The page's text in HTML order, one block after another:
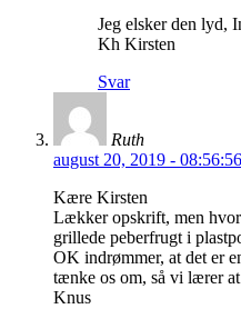
Jeg elsker den lyd,
Kh Kirsten
Svar
Ruth
august 20, 2019 - 08:56:56
Kære Kirsten
Lækker opskrift, men
grillede peberfrugt i
OK indrømmer, at det er
tænke os om, så vi lærer
Knus